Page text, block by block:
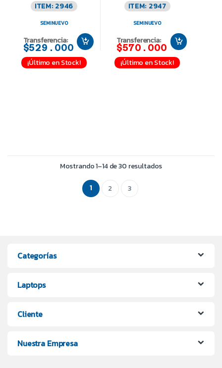
ITEM: 2946
SEMINUEVO
Transferencia:
$529.000
¡Último en Stock!
ITEM: 2947
SEMINUEVO
Transferencia:
$570.000
¡Último en Stock!
Mostrando 1–14 de 30 resultados
1 2 3
Categorías
Laptops
Cliente
Nuestra Empresa